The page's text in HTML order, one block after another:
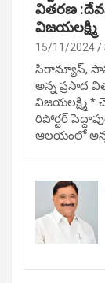
వితరణ
విజయలక్ష్మి
15/11/2024
సిరాన్యూస్,
అన్న ప్రసాద
విజయలక్ష్మి *
రిపోర్టర్
ఆలయంలో అన్న